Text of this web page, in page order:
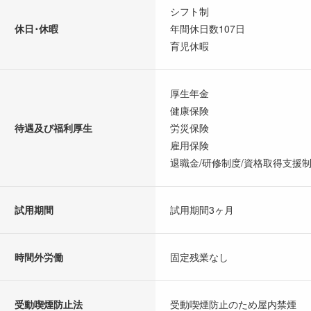
休日･休暇
シフト制
年間休日数107日
育児休暇
待遇及び福利厚生
厚生年金
健康保険
労災保険
雇用保険
退職金/研修制度/資格取得支援
試用期間 試用期間3ヶ月
時間外労働 固定残業なし
受動喫煙防止法 受動喫煙防止のため屋内禁煙